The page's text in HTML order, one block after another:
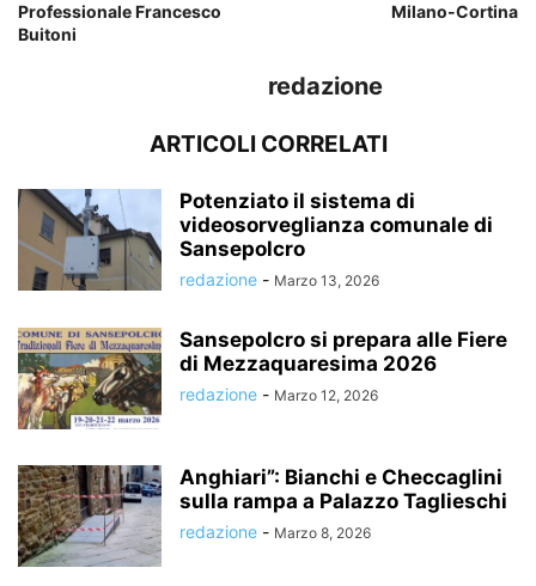
Professionale Francesco
Buitoni
Milano-Cortina
redazione
ARTICOLI CORRELATI
Potenziato il sistema di
videosorveglianza comunale di
Sansepolcro
redazione - Marzo 13, 2026
Sansepolcro si prepara alle Fiere
di Mezzaquaresima 2026
redazione - Marzo 12, 2026
Anghiari”: Bianchi e Checcaglini
sulla rampa a Palazzo Taglieschi
redazione - Marzo 8, 2026